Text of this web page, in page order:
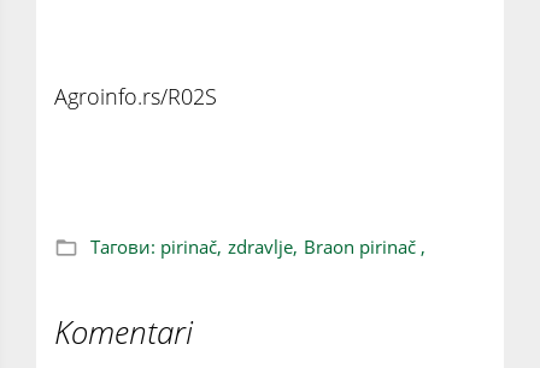
Agroinfo.rs/R02S
Тагови: pirinač, zdravlje, Braon pirinač ,
Komentari